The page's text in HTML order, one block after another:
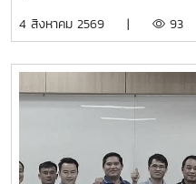
สถาบันการศึกษา หน่วยงานภา
ติดตามทิศทางการพัฒนาเทคโ
พร้อมแลกเปลี่ยนองค์ความรู้กั
นำมาประยุกต์ใช้ในการสนับ
ทดแทน ทั้งด้านการวิจัย การ
เทคโนโลยีสู่ชุมชน เพื่อยกระ
พลังงานทดแทน ร่วมกับ สำนั
(Memorandum of
รวงผึ้ง ชั้น 5 สำนักงานมหาวิ
นามได้รับเกียรติจาก ผู้ช่วยศ
มีนสกุล รองอธิการบดีมหาวิท
นายกษิดิจ ทับทิม ผู้อำนวยกา
4 สิงหาคม 2569 | 93